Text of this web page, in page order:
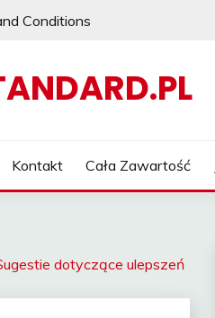
Conditions
Kontakt Cała Zawartość
dotyczące ulepszeń